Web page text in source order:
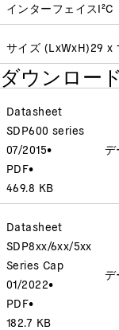
インターフェイスI²C
サイズ (LxWxH)29 x
ダウンロード
Datasheet
SDP600 series
07/2015•
PDF•
469.8 KB
デ
Datasheet
SDP8xx/6xx/5xx
Series Cap
01/2022•
PDF•
182.7 KB
デ